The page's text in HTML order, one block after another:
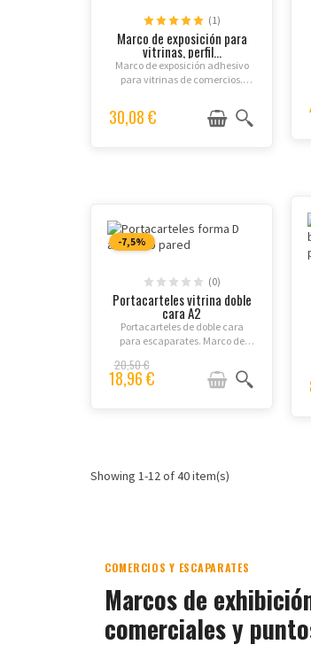
(1)
Marco de exposición para
vitrinas, perfil...
Marco de exposición adhesivo
para vitrinas de comercios.
30,08 €
-7,5%
(0)
Portacarteles vitrina doble
cara A2
Portacarteles de doble cara
para escaparates. Marco de
PET de alta resistencia, formato
A2 vertical. Adhesivo incluido
20,50 €
18,96 €
Showing 1-12 of 40 item(s)
COMERCIOS Y ESCAPARATES
Marcos de
comerciales y